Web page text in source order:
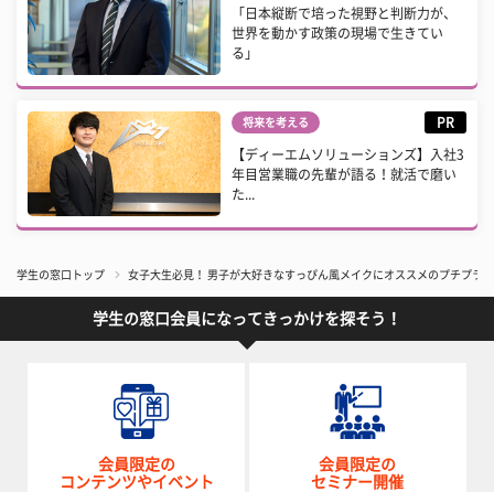
「日本縦断で培った視野と判断力が、
世界を動かす政策の現場で生きてい
る」
将来を考える PR
【ディーエムソリューションズ】入社3
年目営業職の先輩が語る！就活で磨い
た...
学生の窓口トップ 女子大生必見！ 男子が大好きなすっぴん風メイクにオススメのプチプラ
学生の窓口会員になってきっかけを探そう！
会員限定の
コンテンツやイベント
会員限定の
セミナー開催